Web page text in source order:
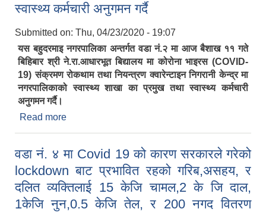
स्वास्थ्य कर्मचारी अनुगमन गर्दै
Submitted on: Thu, 04/23/2020 - 19:07
यस बहुदरमाइ नगरपालिका अन्तर्गत वडा नं.२ मा आज बैशाख ११ गते
बिहिबार श्री ने.रा.आधारभूत बिद्यालय मा कोरोना भाइरस (COVID-
19) संक्रमण रोकथाम तथा नियन्त्रण क्वारेन्टाइन निगरानी केन्द्र मा
नगरपालिकाको स्वास्थ्य शाखा का प्रमुख तथा स्वास्थ्य कर्मचारी
अनुगमन गर्दै।
Read more
नियन्त्रण क्वारेन्टाइन निगरानी केन्द्र मा नगरपालिकाको
स्वास्थ्य शाखा का प्रमुख तथा स्वास्थ्य कर्मचारी अनुगमन गर्दै
वडा नं. ४ मा Covid 19 को कारण सरकारले गरेको
lockdown बाट प्रभावित रहको गरिब,असहय, र
दलित व्यक्तिलाई 15 केजि चामल,2 के जि दाल,
1केजि नुन,0.5 केजि तेल, र 200 नगद वितरण